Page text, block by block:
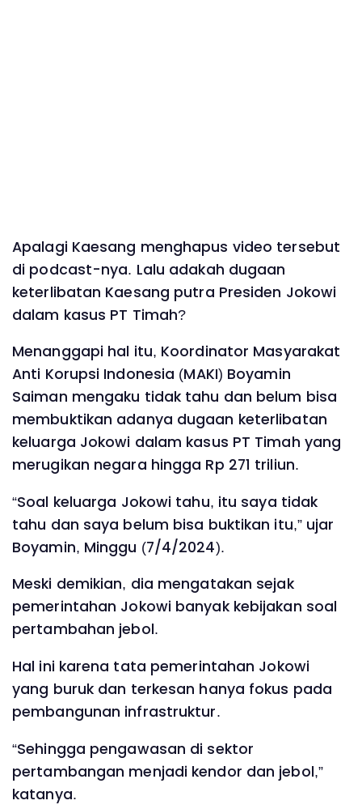
Apalagi Kaesang menghapus video tersebut
di podcast-nya. Lalu adakah dugaan
keterlibatan Kaesang putra Presiden Jokowi
dalam kasus PT Timah?
Menanggapi hal itu, Koordinator Masyarakat
Anti Korupsi Indonesia (MAKI) Boyamin
Saiman mengaku tidak tahu dan belum bisa
membuktikan adanya dugaan keterlibatan
keluarga Jokowi dalam kasus PT Timah yang
merugikan negara hingga Rp 271 triliun.
“Soal keluarga Jokowi tahu, itu saya tidak
tahu dan saya belum bisa buktikan itu,” ujar
Boyamin, Minggu (7/4/2024).
Meski demikian, dia mengatakan sejak
pemerintahan Jokowi banyak kebijakan soal
pertambahan jebol.
Hal ini karena tata pemerintahan Jokowi
yang buruk dan terkesan hanya fokus pada
pembangunan infrastruktur.
“Sehingga pengawasan di sektor
pertambangan menjadi kendor dan jebol,”
katanya.